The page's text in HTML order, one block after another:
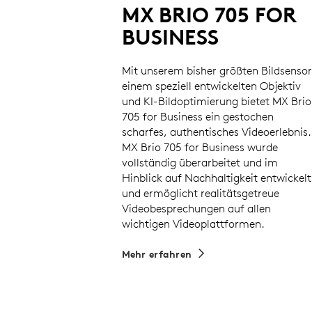
MX BRIO 705 FOR
BUSINESS
Mit unserem bisher größten
einem speziell entwickelten Objektiv
und KI-Bildoptimierung bietet MX Brio
705 for Business ein gestochen
scharfes, authentisches Videoerlebnis.
MX Brio 705 for Business wurde
vollständig überarbeitet und im
Hinblick auf Nachhaltigkeit entwickelt
und ermöglicht realitätsgetreue
Videobesprechungen auf allen
wichtigen Videoplattformen.
Mehr erfahren